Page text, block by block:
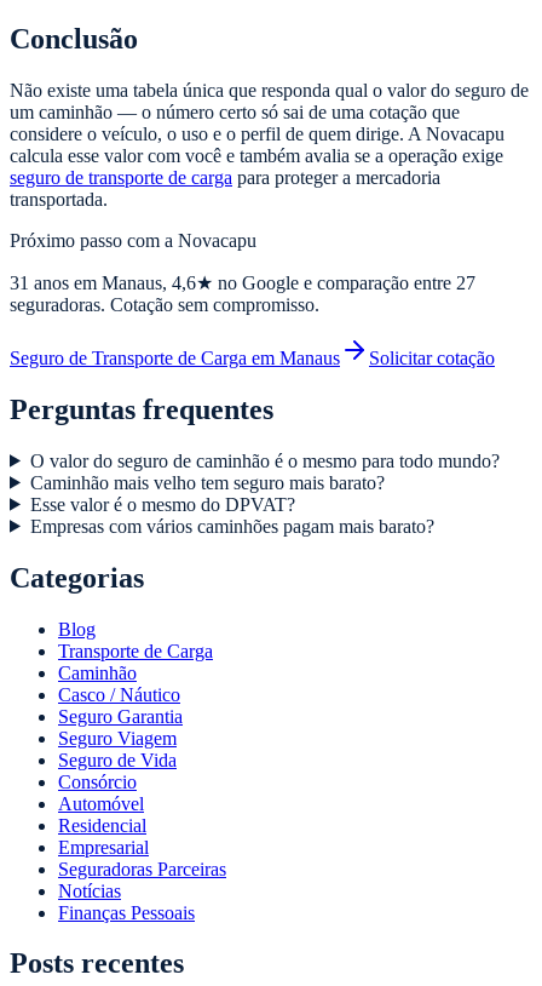
Conclusão
Não existe uma tabela única que responda qual o valor do seguro de
um caminhão — o número certo só sai de uma cotação que
considere o veículo, o uso e o perfil de quem dirige. A Novacapu
calcula esse valor com você e também avalia se a operação exige
seguro de transporte de carga para proteger a mercadoria
transportada.
Próximo passo com a Novacapu
31 anos em Manaus, 4,6★ no Google e comparação entre 27
seguradoras. Cotação sem compromisso.
Seguro de Transporte de Carga em Manaus Solicitar cotação
Perguntas frequentes
O valor do seguro de caminhão é o mesmo para todo mundo?
Caminhão mais velho tem seguro mais barato?
Esse valor é o mesmo do DPVAT?
Empresas com vários caminhões pagam mais barato?
Categorias
Blog
Transporte de Carga
Caminhão
Casco / Náutico
Seguro Garantia
Seguro Viagem
Seguro de Vida
Consórcio
Automóvel
Residencial
Empresarial
Seguradoras Parceiras
Notícias
Finanças Pessoais
Posts recentes